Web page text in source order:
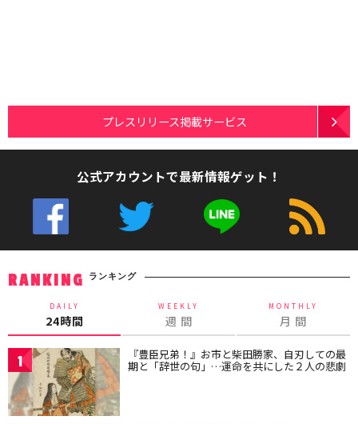
プレスリリース掲載サービス
公式アカウントで最新情報ゲット！
RANKING ランキング
DAILY
24時間
WEEKLY
週 間
MONTHLY
月 間
1 『豊臣兄弟！』お市と柴田勝家、自刃しての最
期と「辞世の句」…運命を共にした２人の悲劇